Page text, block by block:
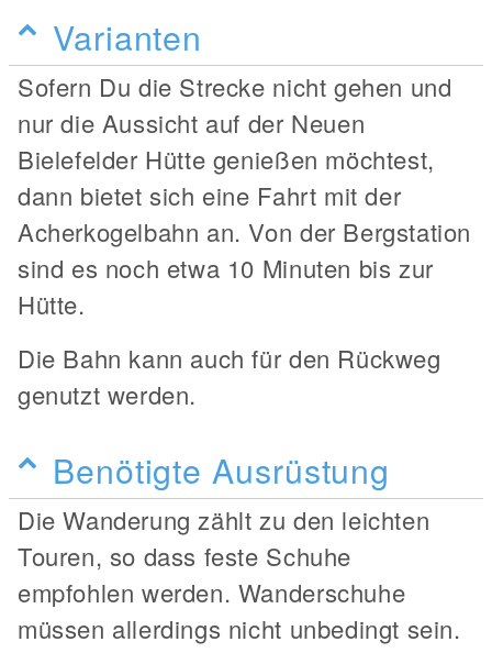
Varianten
Sofern Du die Strecke nicht gehen und
nur die Aussicht auf der Neuen
Bielefelder Hütte genießen möchtest,
dann bietet sich eine Fahrt mit der
Acherkogelbahn an. Von der Bergstation
sind es noch etwa 10 Minuten bis zur
Hütte.
Die Bahn kann auch für den Rückweg
genutzt werden.
Benötigte Ausrüstung
Die Wanderung zählt zu den leichten
Touren, so dass feste Schuhe
empfohlen werden. Wanderschuhe
müssen allerdings nicht unbedingt sein.